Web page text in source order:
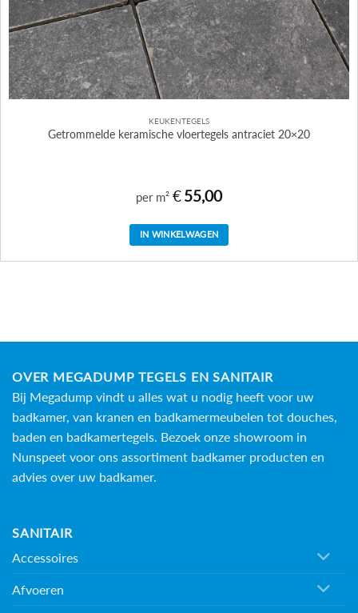
KEUKENTEGELS
Getrommelde keramische vloertegels antraciet 20×20
per m² €55,00
IN WINKELWAGEN
OVER MEGADUMP TEGELS EN SANITAIR
Bij Megadump vindt u alles wat u nodig heeft voor uw
badkamer, van kranen en badkamermeubelen tot douches,
baden en badkamertegels . Bezoek onze showroom in
Nunspeet voor ons assortiment badkamer producten en
advies over uw badkamer.
SANITAIR
Accessoires
Afvoeren